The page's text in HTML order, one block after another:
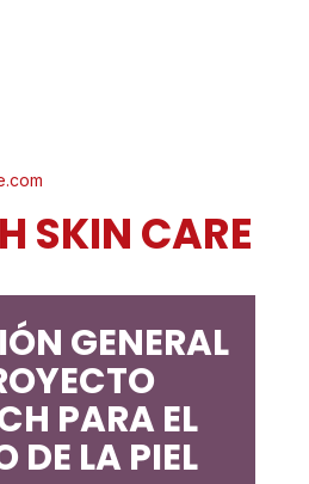
SKIN CARE
GENERAL
PARA EL
DE LA PIEL